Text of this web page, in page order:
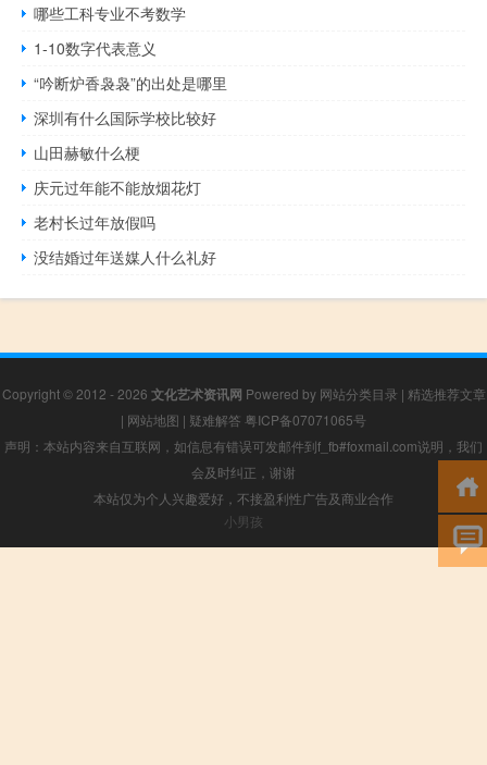
哪些工科专业不考数学
1-10数字代表意义
“吟断炉香袅袅”的出处是哪里
深圳有什么国际学校比较好
山田赫敏什么梗
庆元过年能不能放烟花灯
老村长过年放假吗
没结婚过年送媒人什么礼好
Copyright © 2012 - 2026 文化艺术资讯网 Powered by 网站分类目录 | 精选推荐文章
| 网站地图 | 疑难解答 粤ICP备07071065号
声明：本站内容来自互联网，如信息有错误可发邮件到f_fb#foxmail.com说明，我们
会及时纠正，谢谢
本站仅为个人兴趣爱好，不接盈利性广告及商业合作
小男孩